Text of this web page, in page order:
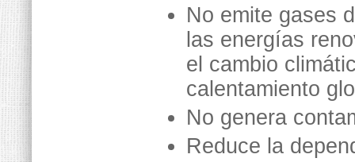
No emite gases
las energías
el cambio
calentamiento
No genera
Reduce la